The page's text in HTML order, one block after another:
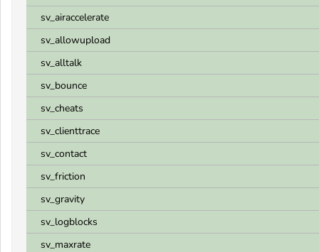
sv_airaccelerate
sv_allowupload
sv_alltalk
sv_bounce
sv_cheats
sv_clienttrace
sv_contact
sv_friction
sv_gravity
sv_logblocks
sv_maxrate